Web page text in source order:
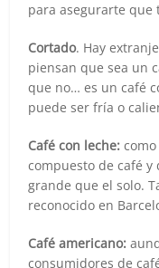
para asegurarte que
Cortado. Hay
piensan que sea un
que no… es un café
puede ser fría o
Café con leche:
compuesto de café y
grande que el solo.
reconocido en
Café americano:
consumidores de